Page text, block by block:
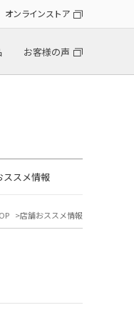
オンラインストア
お客様の声
ススメ情報
店舗おススメ情報